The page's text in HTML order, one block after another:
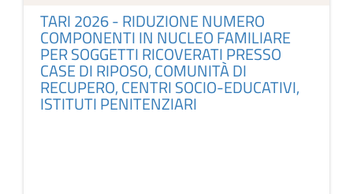
TARI 2026 - RIDUZIONE NUMERO
COMPONENTI IN NUCLEO FAMILIARE
PER SOGGETTI RICOVERATI PRESSO
CASE DI RIPOSO, COMUNITÀ DI
RECUPERO, CENTRI SOCIO-EDUCATIVI,
ISTITUTI PENITENZIARI